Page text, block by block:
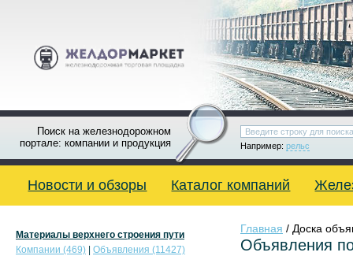
Поиск на железнодорожном
портале: компании и продукция
Например: рельс
Новости и обзоры Каталог компаний
Главная / Доска
Объявления
Материалы верхнего строения пути
Компании (469)
Объявления (11427)